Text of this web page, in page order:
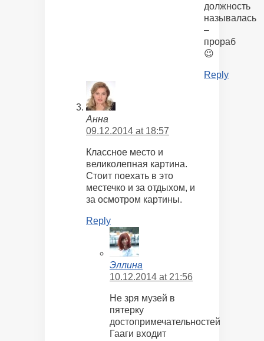
должность
называлась
–
прораб
😉
Reply
Анна
09.12.2014 at 18:57
Классное место и
великолепная картина.
Стоит поехать в это
местечко и за отдыхом, и
за осмотром картины.
Reply
Эллина
10.12.2014 at 21:56
Не зря музей в
пятерку
достопримечательностей
Гааги входит